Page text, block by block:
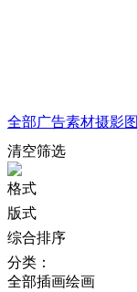
全部广告素材摄影图
清空筛选
格式
版式
综合排序
分类：
全部插画绘画